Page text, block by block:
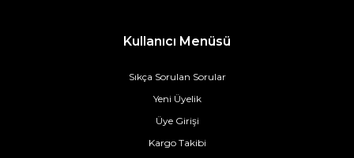
Kullanıcı Menüsü
Sıkça Sorulan Sorular
Yeni Üyelik
Üye Girişi
Kargo Takibi